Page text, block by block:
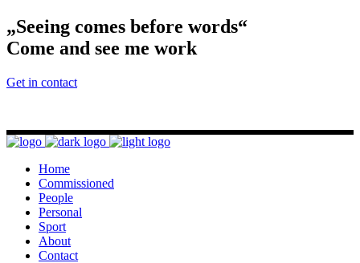
„Seeing comes before words“
Come and see me work
Get in contact
Home
Commissioned
People
Personal
Sport
About
Contact